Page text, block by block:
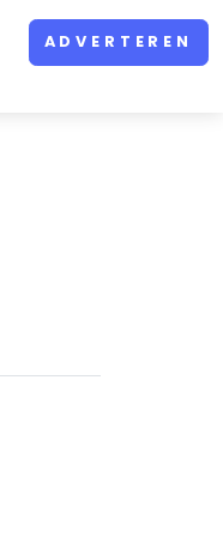
ADVERTEREN